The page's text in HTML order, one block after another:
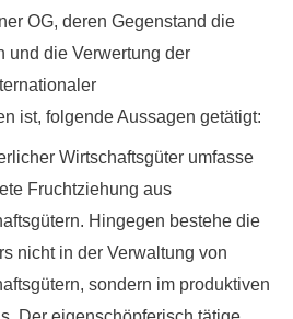
OG, deren Gegenstand die
und die Verwertung der
ist, folgende Aussagen getätigt:
Wirtschaftsgüter umfasse
Fruchtziehung aus
Hingegen bestehe die
nicht in der Verwaltung von
sondern im produktiven